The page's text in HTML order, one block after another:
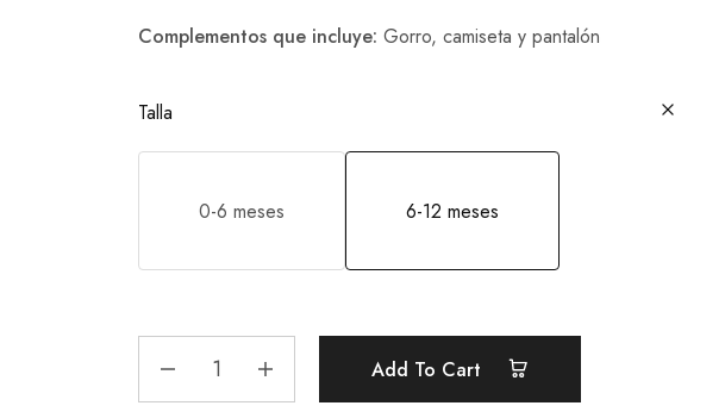
Complementos que incluye: Gorro, camiseta y pantalón
Talla
0-6 meses 6-12 meses
Add To Cart